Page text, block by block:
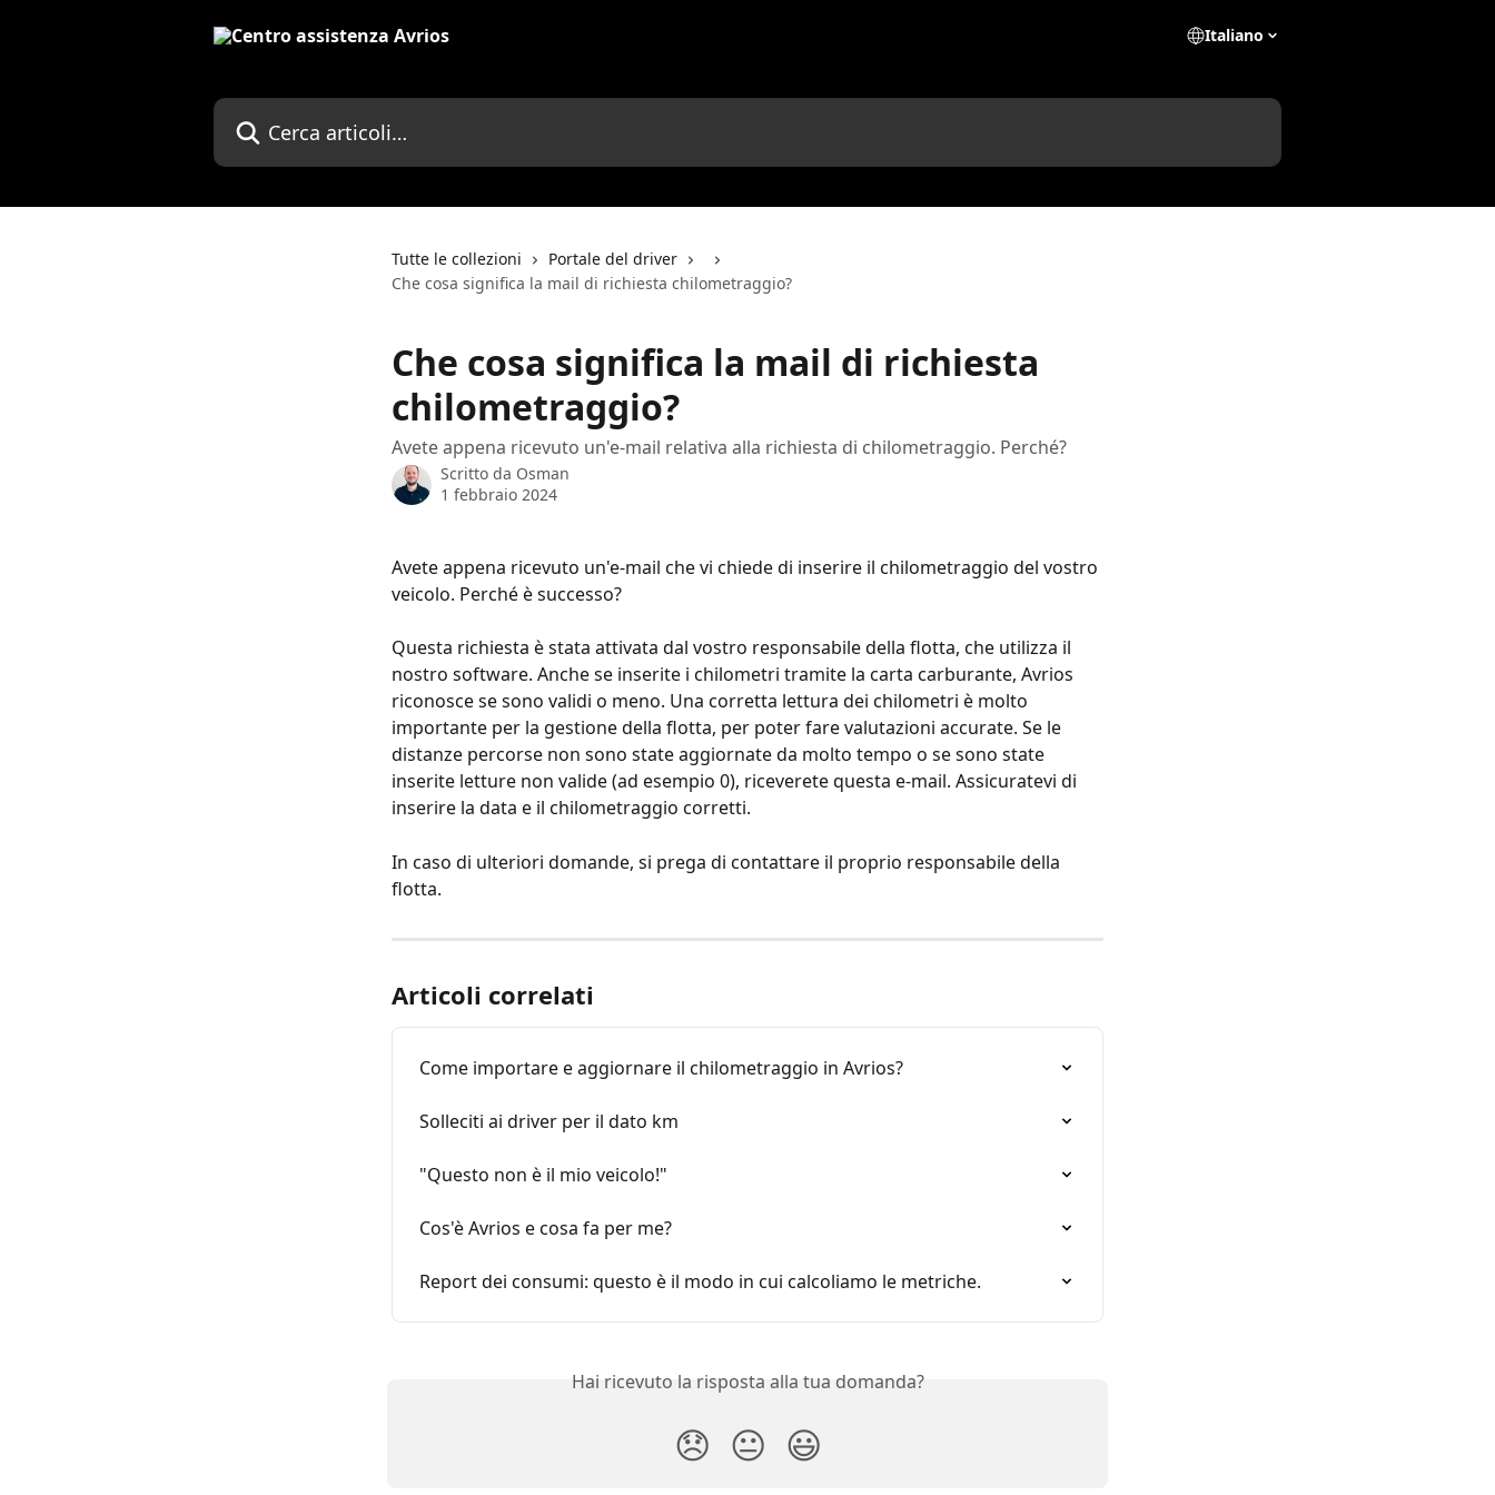
Italiano
Cerca articoli…
Tutte le collezioni
Portale del driver
Che cosa significa la mail di richiesta chilometraggio?
Che cosa significa la mail di richiesta
chilometraggio?
Avete appena ricevuto un'e-mail relativa alla richiesta di chilometraggio. Perché?
Scritto da Osman
1 febbraio 2024
Avete appena ricevuto un'e-mail che vi chiede di inserire il chilometraggio del vostro
veicolo. Perché è successo?
Questa richiesta è stata attivata dal vostro responsabile della flotta, che utilizza il
nostro software. Anche se inserite i chilometri tramite la carta carburante, Avrios
riconosce se sono validi o meno. Una corretta lettura dei chilometri è molto
importante per la gestione della flotta, per poter fare valutazioni accurate. Se le
distanze percorse non sono state aggiornate da molto tempo o se sono state
inserite letture non valide (ad esempio 0), riceverete questa e-mail. Assicuratevi di
inserire la data e il chilometraggio corretti.
In caso di ulteriori domande, si prega di contattare il proprio responsabile della
flotta.
Articoli correlati
Come importare e aggiornare il chilometraggio in Avrios?
Solleciti ai driver per il dato km
"Questo non è il mio veicolo!"
Cos'è Avrios e cosa fa per me?
Report dei consumi: questo è il modo in cui calcoliamo le metriche.
Hai ricevuto la risposta alla tua domanda?
😞 😐 😃